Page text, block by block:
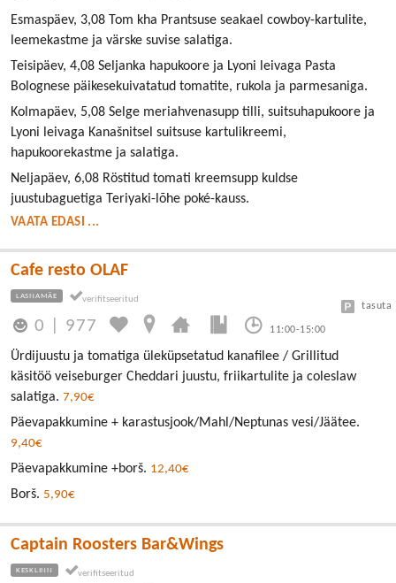
Esmaspäev, 3,08 Tom kha Prantsuse seakael cowboy-kartulite,
leemekastme ja värske suvise salatiga.
Teisipäev, 4,08 Seljanka hapukoore ja Lyoni leivaga Pasta
Bolognese päikesekuivatatud tomatite, rukola ja parmesaniga.
Kolmapäev, 5,08 Selge meriahvenasupp tilli, suitsuhapukoore ja
Lyoni leivaga Kanašnitsel suitsuse kartulikreemi,
hapukoorekastme ja salatiga.
Neljapäev, 6,08 Röstitud tomati kreemsupp kuldse
juustubaguetiga Teriyaki-lõhe poké-kauss.
VAATA EDASI ...
Cafe resto OLAF
LASNAMÄE
0 977 11:00-15:00
tasuta
Ürdijuustu ja tomatiga üleküpsetatud kanafilee / Grillitud
käsitöö veiseburger Cheddari juustu, friikartulite ja coleslaw
salatiga. 7,90€
Päevapakkumine + karastusjook/Mahl/Neptunas vesi/Jäätee.
9,40€
Päevapakkumine +borš. 12,40€
Borš. 5,90€
Captain Roosters Bar&Wings
KESKLINN